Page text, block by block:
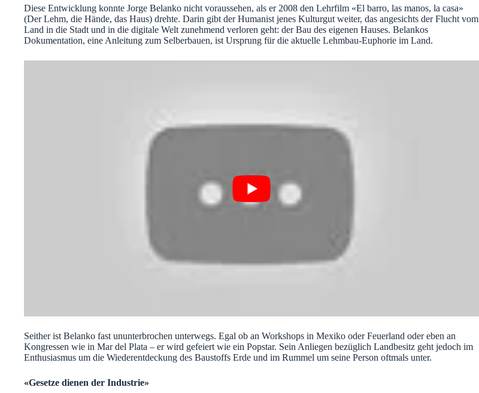
Diese Entwicklung konnte Jorge Belanko nicht voraussehen, als er 2008 den Lehrfilm «El barro, las manos, la casa»
(Der Lehm, die Hände, das Haus) drehte. Darin gibt der Humanist jenes Kulturgut weiter, das angesichts der Flucht vom
Land in die Stadt und in die digitale Welt zunehmend verloren geht: der Bau des eigenen Hauses. Belankos
Dokumentation, eine Anleitung zum Selberbauen, ist Ursprung für die aktuelle Lehmbau-Euphorie im Land.
Seither ist Belanko fast ununterbrochen unterwegs. Egal ob an Workshops in Mexiko oder Feuerland oder eben an
Kongressen wie in Mar del Plata – er wird gefeiert wie ein Popstar. Sein Anliegen bezüglich Landbesitz geht jedoch im
Enthusiasmus um die Wiederentdeckung des Baustoffs Erde und im Rummel um seine Person oftmals unter.
«Gesetze dienen der Industrie»